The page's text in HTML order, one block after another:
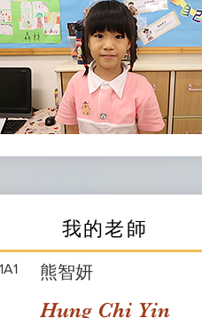
我的老師
1A1 熊智妍
Hung Chi Yin